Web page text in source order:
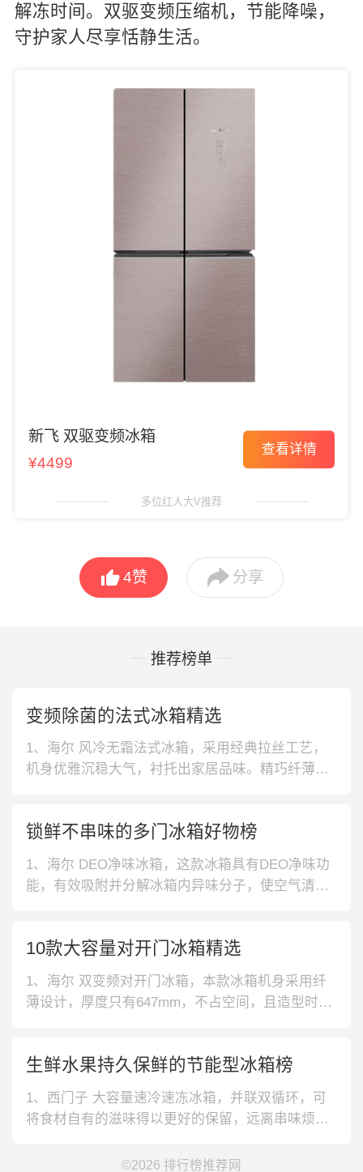
解冻时间。双驱变频压缩机，节能降噪，
守护家人尽享恬静生活。
新飞 双驱变频冰箱
¥4499
查看详情
多位红人大V推荐
4赞  分享
推荐榜单
变频除菌的法式冰箱精选
1、海尔 风冷无霜法式冰箱，采用经典拉丝工艺，
机身优雅沉稳大气，衬托出家居品味。精巧纤薄体
就能设置专属温度，呵护宝宝健康成长。精储空间
设计，法式格局更加科学合理，让食物健康不串
味。3、容声 多功能法式冰箱，冰
锁鲜不串味的多门冰箱好物榜
1、海尔 DEO净味冰箱，这款冰箱具有DEO净味功
能，有效吸附并分解冰箱内异味分子，使空气清新
式出风，制冷温度均匀，可以快速锁住食材新鲜
度，也不会风干食物，保鲜持久也避免除霜的麻
烦。3、容声 食品级内胆冰箱，采
10款大容量对开门冰箱精选
1、海尔 双变频对开门冰箱，本款冰箱机身采用纤
薄设计，厚度只有647mm，不占空间，且造型时尚
变频技术保鲜，温度控制精准，出风均匀，食物水
分不易流失，保鲜时间更长久。3、海信 纤薄大容
量对开门冰箱，这款
生鲜水果持久保鲜的节能型冰箱榜
1、西门子 大容量速冷速冻冰箱，并联双循环，可
将食材自有的滋味得以更好的保留，远离串味烦
做断舍离。2、美菱 双变频智能APP冰箱，-32℃深
©2026 排行榜推荐网